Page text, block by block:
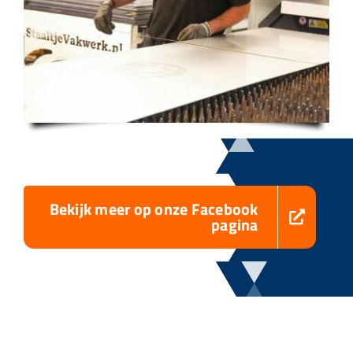
Bekijk meer op onze Facebook
pagina